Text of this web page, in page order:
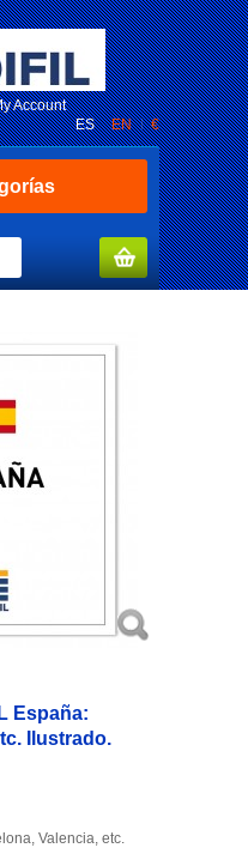
€
ES EN
Account
MY CART(0)
España:
Ilustrado.
Valencia, etc.